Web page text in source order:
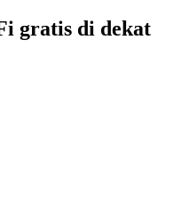
gratis di dekat